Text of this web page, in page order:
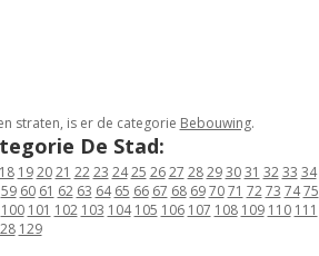
straten, is er de categorie Bebouwing.
De Stad:
18 19 20 21 22 23 24 25 26 27 28 29 30 31 32 33 34
59 60 61 62 63 64 65 66 67 68 69 70 71 72 73 74 75
100 101 102 103 104 105 106 107 108 109 110 111
129